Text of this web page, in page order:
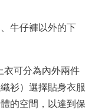
牛仔褲以外的下
衣可分為內外兩件
衫）選擇貼身衣服
的空間，以達到保